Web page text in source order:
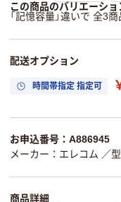
この商品のバリエーショ
「記憶容量」違いで 全3商
配送オプション
時間帯指定 指定可
お申込番号：A886945
メーカー：エレコム ／
商品詳細